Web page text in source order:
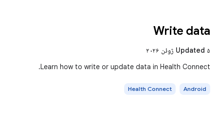
Write data
Updated ۵ ژوئن ۲۰۲۶
Learn how to write or update data in Health Connect.
Android
Health Connect